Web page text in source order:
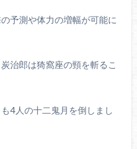
予測や体力の増幅が可能に
治郎は猗窩座の頸を斬るこ
4人の十二鬼月を倒しまし